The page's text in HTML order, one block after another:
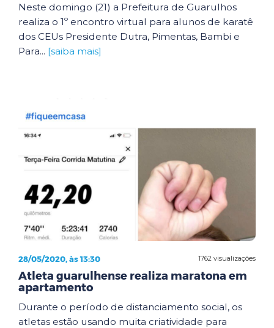
Neste domingo (21) a Prefeitura de Guarulhos
realiza o 1º encontro virtual para alunos de karatê
dos CEUs Presidente Dutra, Pimentas, Bambi e
Para... [saiba mais]
1762 visualizações
28/05/2020, às 13:30
Atleta guarulhense realiza maratona em
apartamento
Durante o período de distanciamento social, os
atletas estão usando muita criatividade para